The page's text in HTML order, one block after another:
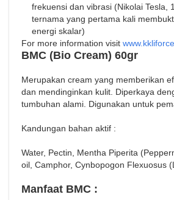
frekuensi dan vibrasi (Nikolai Tesla,
ternama yang pertama kali
energi skalar)
For more information visit
BMC (Bio Cream) 60gr
Merupakan cream yang memberikan
dan mendinginkan kulit. Diperkaya
tumbuhan alami. Digunakan untuk
Kandungan bahan aktif :
Water, Pectin, Mentha Piperita
oil, Camphor, Cynbopogon Flexuosus
Manfaat BMC :